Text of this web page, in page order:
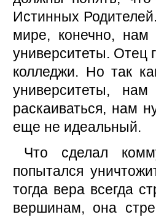
Истинных
мире, конечно,
университеты. Отец
колледжи. Но так
университеты,
раскаиваться, нам
еще не идеальный.
Что сделал
попытался
тогда вера всегда
вершинам, она